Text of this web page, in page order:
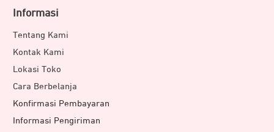
Informasi
Tentang Kami
Kontak Kami
Lokasi Toko
Cara Berbelanja
Konfirmasi Pembayaran
Informasi Pengiriman